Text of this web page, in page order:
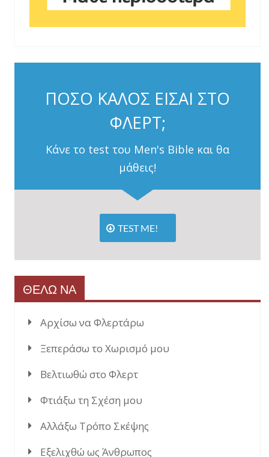
ΠΟΣΟ ΚΑΛΟΣ ΕΙΣΑΙ ΣΤΟ
ΦΛΕΡΤ;
Κάνε το test του Men's Bible και θα
μάθεις!
TEST ME!
ΘΕΛΩ ΝΑ
Αρχίσω να Φλερτάρω
Ξεπεράσω το Χωρισμό μου
Βελτιωθώ στο Φλερτ
Φτιάξω τη Σχέση μου
Αλλάξω Τρόπο Σκέψης
Εξελιχθώ ως Άνθρωπος